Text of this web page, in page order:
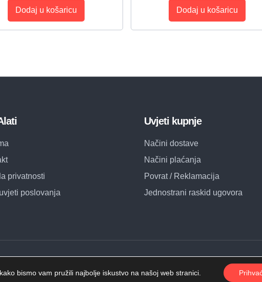
Dodaj u košaricu Dodaj u košaricu
privatnosti
poslovanja
Uvjeti kupnje
Načini dostave
Načini plaćanja
Povrat / Reklamacija
Jednostrani raskid ugovora
bismo vam pružili najbolje iskustvo na našoj web stranici.